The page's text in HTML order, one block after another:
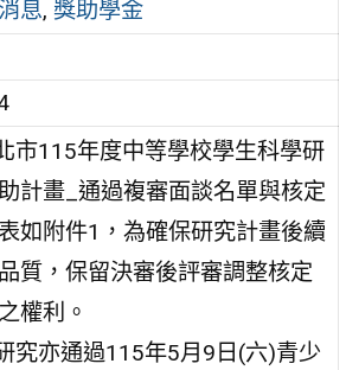
息,獎助學金
市115年度中等學校學生科學研
計畫_通過複審面談名單與核定
如附件1，為確保研究計畫後續
質，保留決審後評審調整核定
權利。
究亦通過115年5月9日(六)青少